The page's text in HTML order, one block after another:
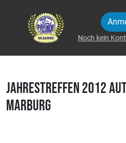
Noch kein
Jahrestreffen 2012
Marburg